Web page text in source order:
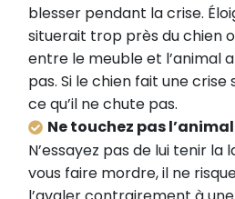
blesser pendant la crise.
situerait trop près du chien
entre le meuble et l’animal
pas. Si le chien fait une
ce qu’il ne chute pas.
Ne touchez pas
N’essayez pas de lui tenir la
vous faire mordre, il ne